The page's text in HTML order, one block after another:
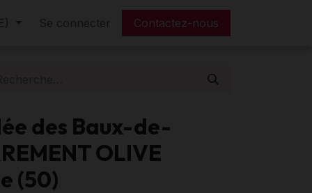
tarif FAQ
Se connecter Contactez-nous
des Baux-de-
OLIVE
(50)